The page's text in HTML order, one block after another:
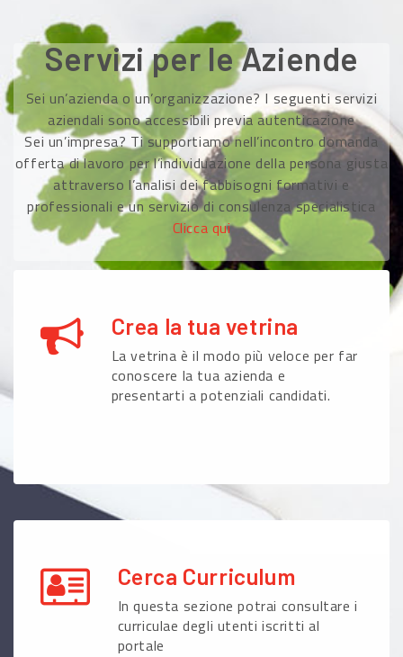
Servizi per le Aziende
Sei un’azienda o un’organizzazione? I seguenti servizi
aziendali sono accessibili previa autenticazione
Sei un’impresa? Ti supportiamo nell’incontro domanda
offerta di lavoro per l’individuazione della persona giusta
attraverso l’analisi dei fabbisogni formativi e
professionali e un servizio di consulenza specialistica
Clicca qui
Crea la tua vetrina
La vetrina è il modo più veloce per far
conoscere la tua azienda e
presentarti a potenziali candidati.
Cerca Curriculum
In questa sezione potrai consultare i
curriculae degli utenti iscritti al
portale